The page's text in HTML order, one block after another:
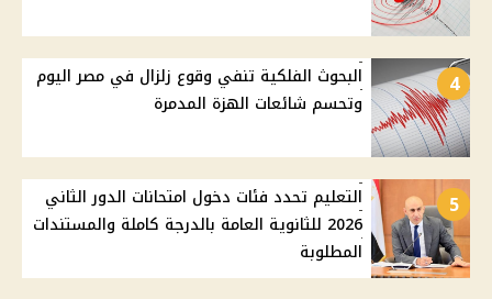
4
البحوث الفلكية تنفي وقوع زلزال في مصر اليوم
وتحسم شائعات الهزة المدمرة
5
التعليم تحدد فئات دخول امتحانات الدور الثاني
2026 للثانوية العامة بالدرجة كاملة والمستندات
المطلوبة